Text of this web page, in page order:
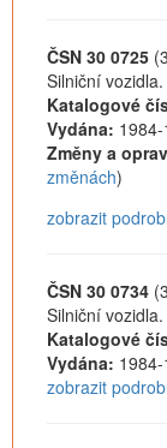
ČSN 30 0725
Silniční
Katalogové
Vydána:
Změny a
změnách)
zobrazit
ČSN 30 0734
Silniční
Katalogové
Vydána:
zobrazit